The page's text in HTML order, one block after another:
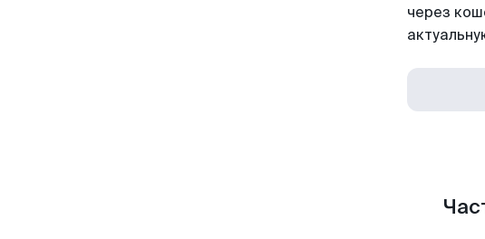
через